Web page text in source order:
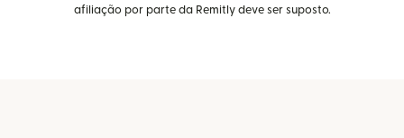
afiliação por parte da Remitly deve ser suposto.